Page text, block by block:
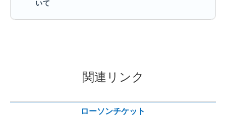
いて
関連リンク
ローソンチケット